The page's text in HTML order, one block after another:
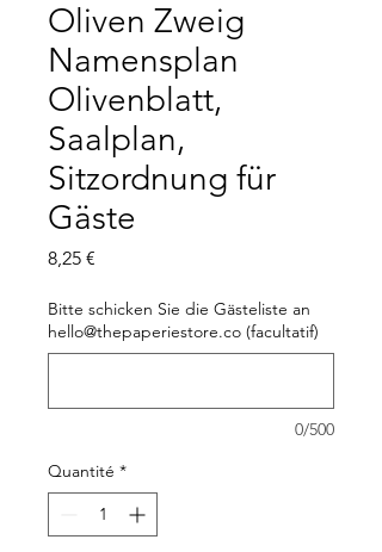
Oliven Zweig
Namensplan
Olivenblatt,
Saalplan,
Sitzordnung für
Gäste
8,25 €
Bitte schicken Sie die Gästeliste an
hello@thepaperiestore.co (facultatif)
0/500
Quantité *